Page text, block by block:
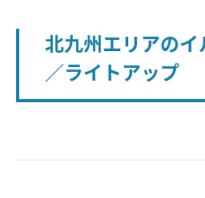
北九州エリアの
／ライトアップ